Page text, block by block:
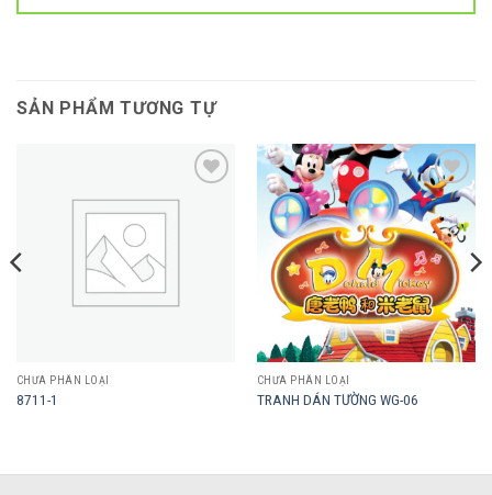
SẢN PHẨM TƯƠNG TỰ
CHƯA PHÂN LOẠI
8711-1
Add to
wishlist
CHƯA PHÂN LOẠI
TRANH DÁN TƯỜNG WG-06